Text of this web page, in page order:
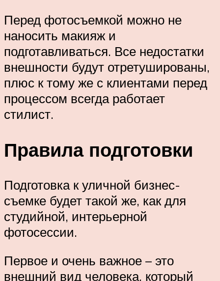
Перед фотосъемкой можно не
наносить макияж и
подготавливаться. Все недостатки
внешности будут отретушированы,
плюс к тому же с клиентами перед
процессом всегда работает
стилист.
Правила подготовки
Подготовка к уличной бизнес-
съемке будет такой же, как для
студийной, интерьерной
фотосессии.
Первое и очень важное – это
внешний вид человека, который